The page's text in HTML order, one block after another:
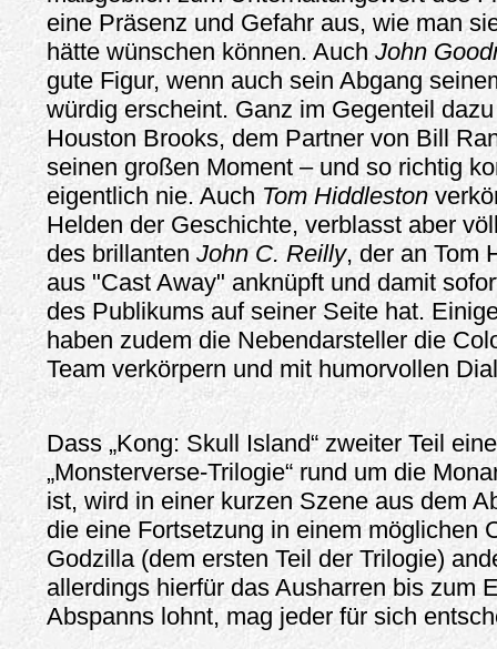
eine Präsenz und Gefahr aus, wie man
hätte wünschen können. AuchJohn
gute Figur, wenn auch sein Abgang
würdig erscheint. Ganz im Gegenteil
Houston Brooks, dem Partner von Bill
seinen großen Moment – und so richtig
eigentlich nie. Auch Tom Hiddleston
Helden der Geschichte, verblasst aber
des brillanten John C. Reilly, der an Tom
aus "Cast Away" anknüpft und damit
des Publikums auf seiner Seite hat.
haben zudem die Nebendarsteller die
Team verkörpern und mit humorvollen
Dass „Kong: Skull Island“ zweiter Teil
„Monsterverse-Trilogie“ rund um die
ist, wird in einer kurzen Szene aus dem
die eine Fortsetzung in einem möglichen
Godzilla (dem ersten Teil der Trilogie)
allerdings hierfür das Ausharren bis zum
Abspanns lohnt, mag jeder für sich